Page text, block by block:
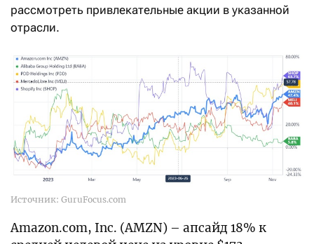
рассмотреть привлекательные акции в указанной
отрасли.
Источник: GuruFocus.com
Amazon.com, Inc. (AMZN) – апсайд 18% к